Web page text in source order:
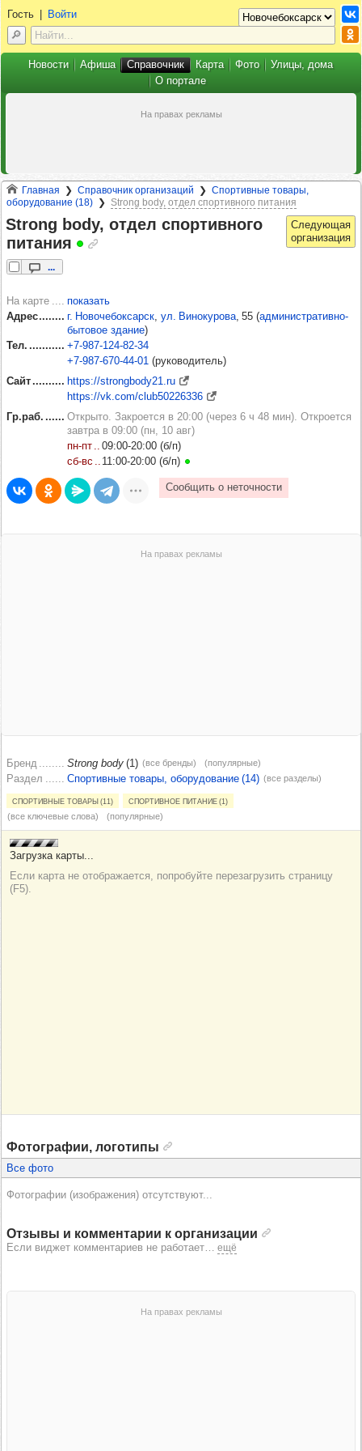
Главная Справочник организаций
Спортивные товары,
оборудование (18)
Strong body, отдел спортивного питания
Strong body, отдел спор­тив­ного
пита­ния
...
На карте
показать
Адрес
г. Новочебоксарск ул. Винокурова , 55 (административно-
бытовое здание)
Тел.
+7‑987‑124‑82‑34
+7‑987‑670‑44‑01 (руководитель)
Сайт
https://strongbody21.ru
https://vk.com/club50226336
Гр.раб.
Открыто. Закроется в 20:00 (через 6 ч 48 мин). Откроется
завтра в 09:00 (пн, 10 авг)
пн‑пт
09:00‑20:00 (б/п)
сб‑вс
11:00‑20:00 (б/п)
Бренд Strong body (1) (все бренды) (популярные)
Раздел Спортивные товары, оборудование (14) (все разделы)
Спортивные товары (11) Спортивное питание (1)
(все ключевые слова) (популярные)
Фотографии, логотипы
Все фото
Фотографии (изображения) отсутствуют...
Отзывы и комментарии к организации
Если виджет комментариев не работает… ещё
Гость| Войти
Новости Афиша Справочник Карта Фото
Улицы, дома
О портале